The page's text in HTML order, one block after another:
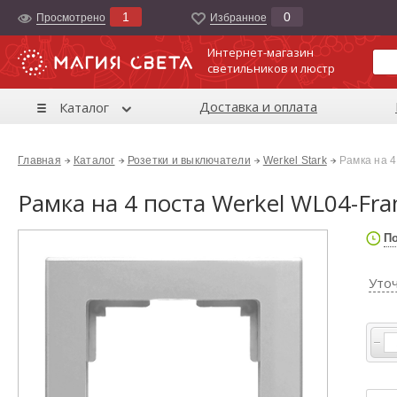
Просмотрено 1 Избранноe 0
Интернет-магазин
светильников и люстр
Каталог Доставка и оплата
Главная Каталог Розетки и выключатели Werkel Stark Рамка на
Рамка на 4 поста Werkel WL04-